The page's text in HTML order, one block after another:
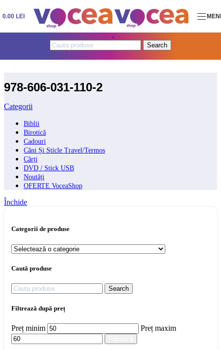
Skip to navigationSkip to main content
0.00 LEI
Search
978-606-031-110-2
Categorii
Biblii
Birotică
Cadouri
Căni Și Sticle Travel/Termos
Cărți
DVD / Stick USB
Noutăți
OFERTE VoceaShop
Închide
Categorii de produse
Caută produse
Search
Filtrează după preț
Preț minim Preț maxim